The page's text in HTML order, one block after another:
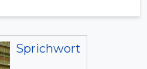
Sprichwort